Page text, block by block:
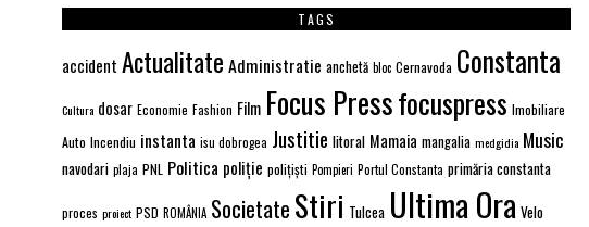
TAGS
accident Actualitate Administratie anchetă bloc Cernavoda Constanta
Cultura dosar Economie Fashion Film Focus Pressfocuspress Imobiliare
Auto Incendiu instanta isu dobrogea Justitie litoral Mamaia mangalia medgidia Music
navodari plaja PNL Politica poliție polițiști Pompieri Portul Constanta primăria constanta
proces proiect PSD ROMÂNIA Societate Stiri Tulcea Ultima Ora Velo